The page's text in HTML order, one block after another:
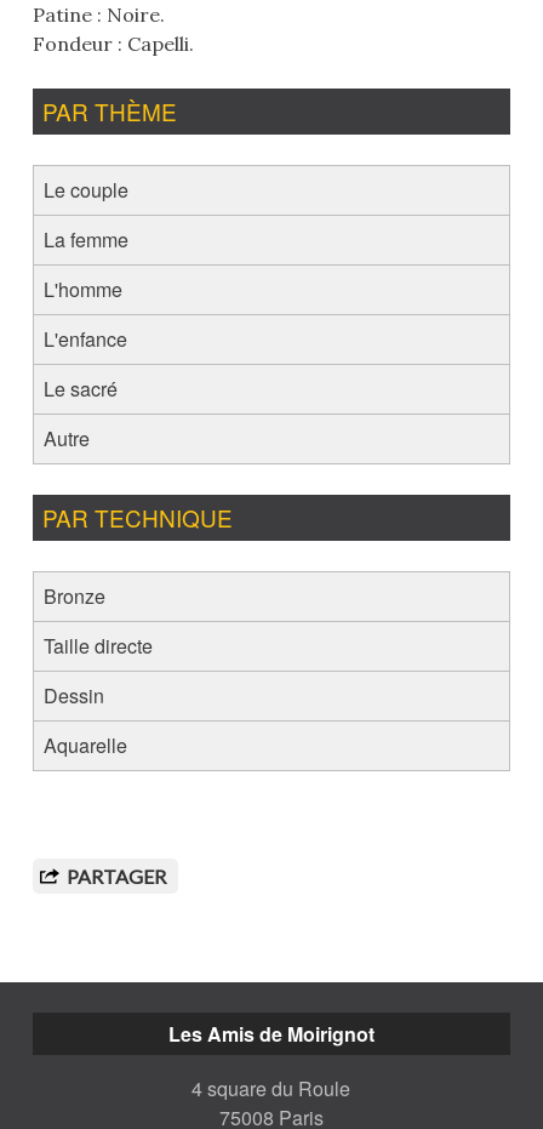
Patine : Noire.
Fondeur : Capelli.
PAR THÈME
Le couple
La femme
L'homme
L'enfance
Le sacré
Autre
PAR TECHNIQUE
Bronze
Taille directe
Dessin
Aquarelle
PARTAGER
Les Amis de Moirignot
4 square du Roule
75008 Paris